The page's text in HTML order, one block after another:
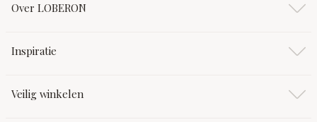
Over LOBERON
Inspiratie
Veilig winkelen